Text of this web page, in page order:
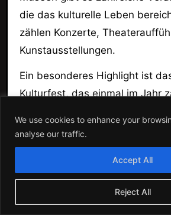
We use cookies to enhance your
analyse our traffic.
Reject All
Accept All
die das kulturelle Leben
zählen Konzerte,
Kunstausstellungen.
Ein besonderes Highlight ist
Kulturfest, das einmal im Jahr
lokale Talente entdecken und
genießen.
Die Stadt bietet auch einige
Gebäude, wie das Schloss
nicht nur architektonisch